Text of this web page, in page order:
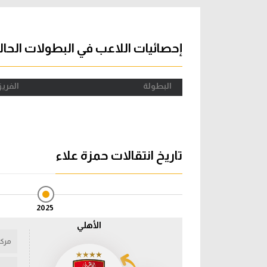
دوري إحصائيات اللاعب في البطولات
البطولة
تاريخ انتقالات حمزة علاء
2025
الأهلي